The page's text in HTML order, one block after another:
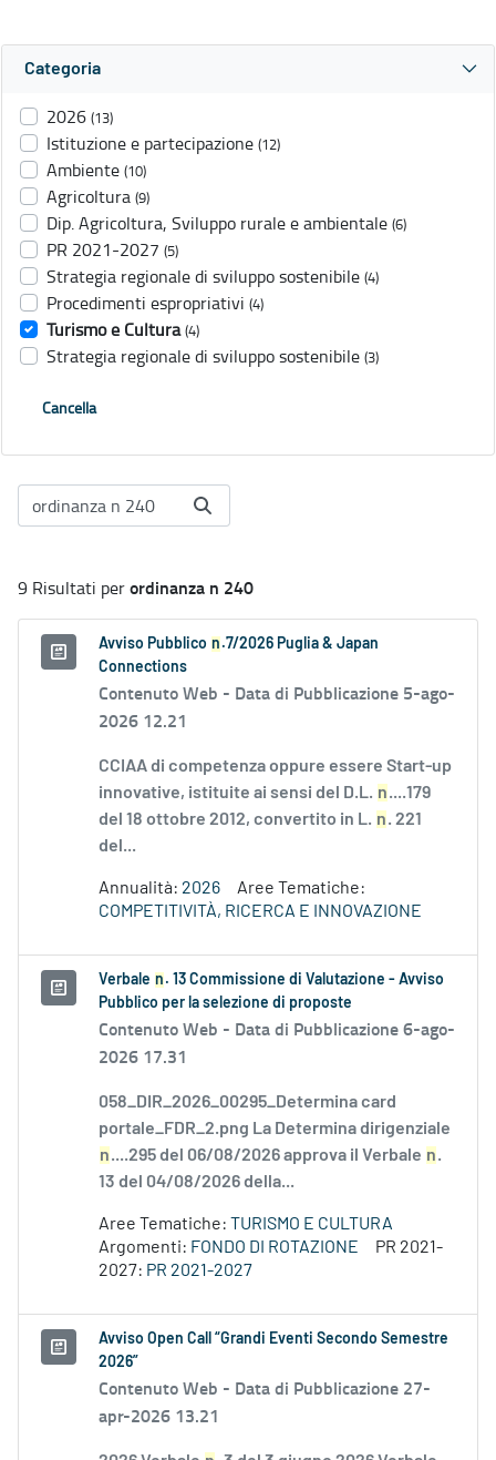
Categoria
2026 (13)
Istituzione e partecipazione (12)
Ambiente (10)
Agricoltura (9)
Dip. Agricoltura, Sviluppo rurale e ambientale (6)
PR 2021-2027 (5)
Strategia regionale di sviluppo sostenibile (4)
Procedimenti espropriativi (4)
Turismo e Cultura (4)
Strategia regionale di sviluppo sostenibile (3)
Cancella
9 Risultati perordinanza n 240
Avviso Pubblico n .7/2026 Puglia & Japan
Connections
Contenuto Web - Data di Pubblicazione 5-ago-
2026 12.21
CCIAA di competenza oppure essere Start-up
innovative, istituite ai sensi del D.L. n....179
del 18 ottobre 2012, convertito in L. n. 221
del...
Annualità: 2026
Aree Tematiche:
COMPETITIVITÀ, RICERCA E INNOVAZIONE
Verbale n . 13 Commissione di Valutazione - Avviso
Pubblico per la selezione di proposte
Contenuto Web - Data di Pubblicazione 6-ago-
2026 17.31
058_DIR_2026_00295_Determina card
portale_FDR_2.png La Determina dirigenziale
n....295 del 06/08/2026 approva il Verbale n.
13 del 04/08/2026 della...
Aree Tematiche: TURISMO E CULTURA
Argomenti: FONDO DI ROTAZIONE
PR 2021-
2027: PR 2021-2027
Avviso Open Call “Grandi Eventi Secondo Semestre
2026”
Contenuto Web - Data di Pubblicazione 27-
apr-2026 13.21